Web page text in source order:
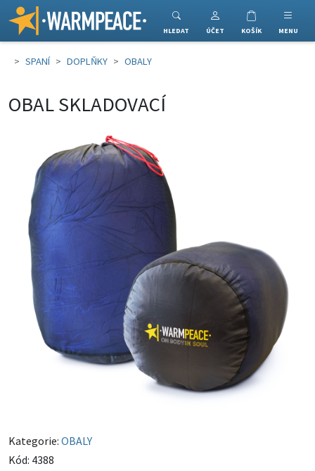
Warmpeace
HLEDAT ÚČET KOŠÍK MENU
SPANÍ DOPLŇKY OBALY
OBAL SKLADOVACÍ
Kategorie: OBALY
Kód: 4388